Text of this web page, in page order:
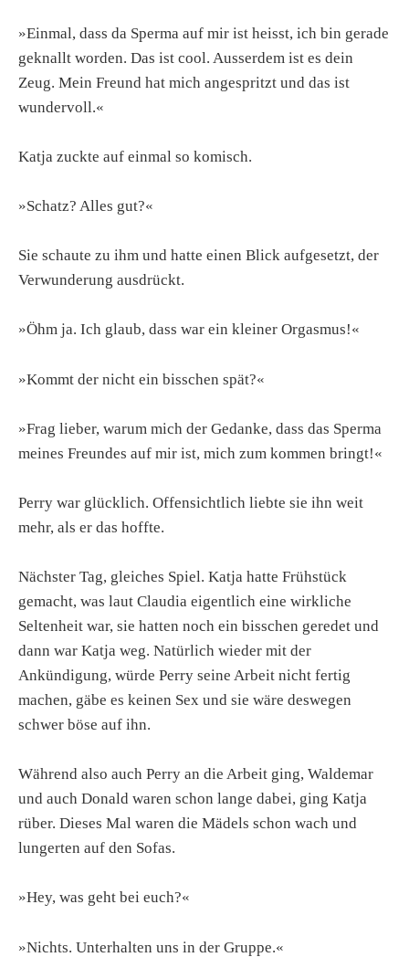
»Einmal, dass da Sperma auf mir ist heisst, ich bin gerade
geknallt worden. Das ist cool. Ausserdem ist es dein
Zeug. Mein Freund hat mich angespritzt und das ist
wundervoll.«
Katja zuckte auf einmal so komisch.
»Schatz? Alles gut?«
Sie schaute zu ihm und hatte einen Blick aufgesetzt, der
Verwunderung ausdrückt.
»Öhm ja. Ich glaub, dass war ein kleiner Orgasmus!«
»Kommt der nicht ein bisschen spät?«
»Frag lieber, warum mich der Gedanke, dass das Sperma
meines Freundes auf mir ist, mich zum kommen bringt!«
Perry war glücklich. Offensichtlich liebte sie ihn weit
mehr, als er das hoffte.
Nächster Tag, gleiches Spiel. Katja hatte Frühstück
gemacht, was laut Claudia eigentlich eine wirkliche
Seltenheit war, sie hatten noch ein bisschen geredet und
dann war Katja weg. Natürlich wieder mit der
Ankündigung, würde Perry seine Arbeit nicht fertig
machen, gäbe es keinen Sex und sie wäre deswegen
schwer böse auf ihn.
Während also auch Perry an die Arbeit ging, Waldemar
und auch Donald waren schon lange dabei, ging Katja
rüber. Dieses Mal waren die Mädels schon wach und
lungerten auf den Sofas.
»Hey, was geht bei euch?«
»Nichts. Unterhalten uns in der Gruppe.«